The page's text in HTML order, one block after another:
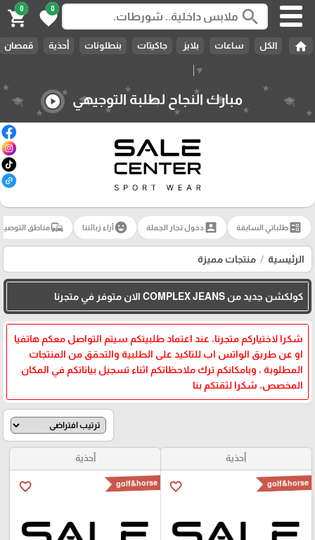
▼
search
0
favorite
0
shopping_cart
home الكل ساعات بلايز جاكيتات بنطلونات أحذية قمصان
مبارك النجاح لطلبة التوجيهي play_circle
ballotطلباتي السابقة account_box دخول تجار الجملة emoji_emotionsآراء زبائننا commuteمناطق
الرئيسية منتجات مميزة
كولكشن جديد من COMPLEX JEANS الان متوفر في متجرنا
شكرا لاختياركم متجرنا، عند اعتماد طلبيتكم سيتم التواصل معكم هاتفيا
او عن طريق الواتس اب للتاكيد على الطلبية والتحقق من المنتجات
المطلوبة ، وبامكانكم ترك ملاحظاتكم اثناء تسجيل بياناتكم في المكان
المخصص، شكرا لثقتكم بنا
أحذية
favorite_border golf&horse
أحذية
favorite_border golf&horse